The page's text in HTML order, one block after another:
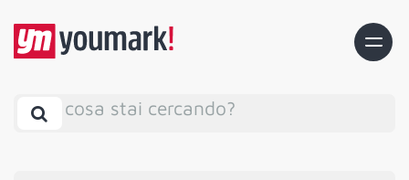
cosa stai cercando?